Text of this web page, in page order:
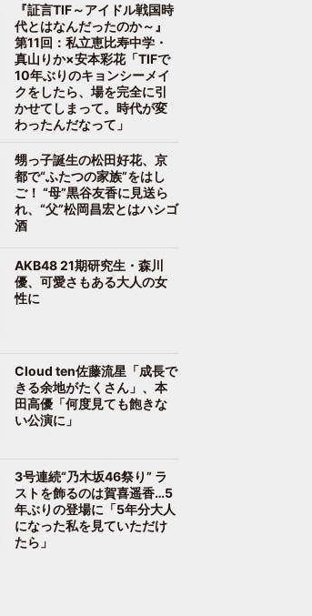
『証言TIF～アイドル戦国時
代とはなんだったのか～』
第11回：私立恵比寿中学・
真山りか×安本彩花「TIFで
10年ぶりのキョンシーメイ
クをしたら、場を完全に引
かせてしまって。時代が変
わったんだなって」
甥っ子誕生の松田好花、京
都で“ふたつの家族”をはし
ご！ “母”黒谷友香に見送ら
れ、“父”松岡昌宏とはハシゴ
酒
AKB48 21期研究生・森川
優、可愛さもある大人の女
性に
Cloud ten佐藤流星「成長で
きる余地がたくさん」、本
田高優「何度見ても飽きな
い公演に」
3号連続“乃木坂46祭り” ラ
ストを飾るのは賀喜遥香…5
年ぶりの登場に「5年分大人
になった私を見ていただけ
たら」